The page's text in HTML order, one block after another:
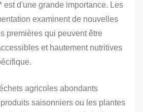
est d'une grande importance. Les
examinent de nouvelles
premières qui peuvent être
et hautement nutritives
agricoles abondants
saisonniers ou les plantes